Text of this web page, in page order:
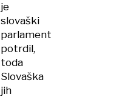
je
slovaški
parlament
potrdil,
toda
Slovaška
jih